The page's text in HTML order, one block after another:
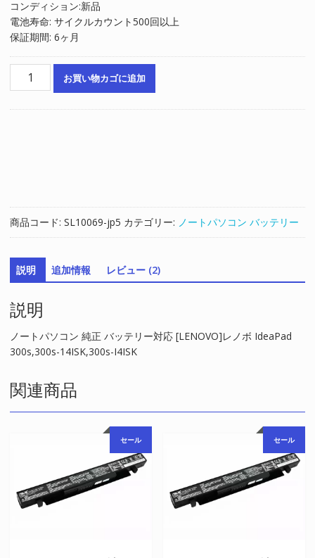
で
し
た。
¥4,501
で
す。
コンディション:新品
電池寿命: サイクルカウント500回以上
保証期間: 6ヶ月
バ
ッ
テ
リ
ー
応
[LENOVO]
レ
ノ
IdeaPad
300s,300s-
14ISK,300s-
お買い物カゴに追加
商品コード: SL10069-jp5 カテゴリー: ノートパソコン バッテリー
説明 追加情報 レビュー (2)
説明
ノートパソコン 純正 バッテリー対応 [LENOVO]レノボ IdeaPad
300s,300s-14ISK,300s-I4ISK
関連商品
セール セール